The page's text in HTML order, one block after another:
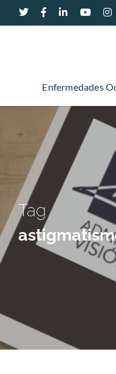
Enfermedades
Tag